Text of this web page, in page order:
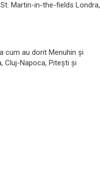
Martin-in-the-fields Londra,
cum au dorit Menuhin și
Cluj-Napoca, Pitești și